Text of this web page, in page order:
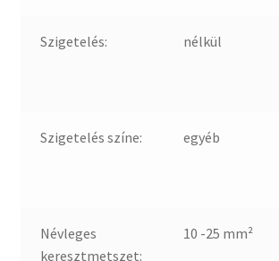
Szigetelés: nélkül
Szigetelés színe: egyéb
Névleges
keresztmetszet:
10 -25 mm²